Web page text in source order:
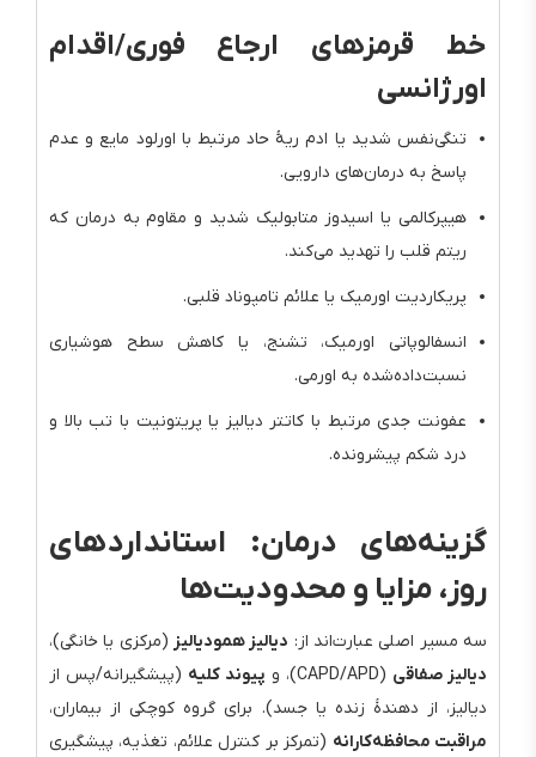
خط قرمزهای ارجاع فوری/اقدام
اورژانسی
تنگی‌نفس شدید یا ادم ریهٔ حاد مرتبط با اورلود مایع و عدم
پاسخ به درمان‌های دارویی.
هیپرکالمی یا اسیدوز متابولیک شدید و مقاوم به درمان که
ریتم قلب را تهدید می‌کند.
پریکاردیت اورمیک یا علائم تامپوناد قلبی.
انسفالوپاتی اورمیک، تشنج، یا کاهش سطح هوشیاری
نسبت‌داده‌شده به اورمی.
عفونت جدی مرتبط با کاتتر دیالیز یا پریتونیت با تب بالا و
درد شکم پیشرونده.
گزینه‌های درمان: استانداردهای
روز، مزایا و محدودیت‌ها
سه مسیر اصلی عبارت‌اند از: دیالیز همودیالیز (مرکزی یا خانگی)،
دیالیز صفاقی (CAPD/APD)، و پیوند کلیه (پیشگیرانه/پس از
دیالیز، از دهندهٔ زنده یا جسد). برای گروه کوچکی از بیماران،
مراقبت محافظه‌کارانه (تمرکز بر کنترل علائم، تغذیه، پیشگیری